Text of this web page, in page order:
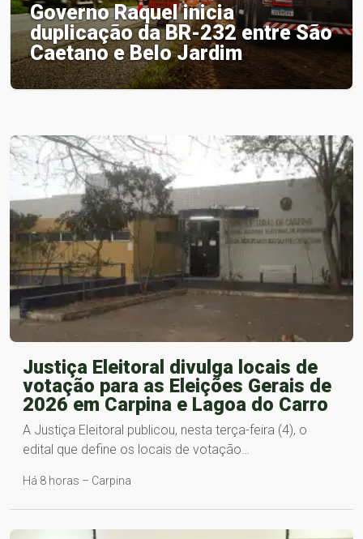
Governo Raquel inicia
duplicação da BR-232 entre São
Caetano e Belo Jardim
Justiça Eleitoral divulga locais de
votação para as Eleições Gerais de
2026 em Carpina e Lagoa do Carro
A Justiça Eleitoral publicou, nesta terça-feira (4), o
edital que define os locais de votação…
Há 8 horas – Carpina